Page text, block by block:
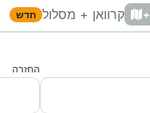
+ קרוואן + מסלול חדש
החזרה